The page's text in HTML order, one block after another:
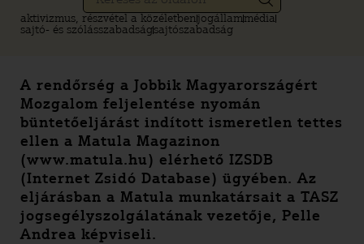
aktivizmus, részvétel a közéletbenjogállammédia
sajtó- és szólásszabadságsajtószabadság
A rendőrség a Jobbik Magyarországért
Mozgalom feljelentése nyomán
büntetőeljárást indított ismeretlen tettes
ellen a Matula Magazinon
(www.matula.hu) elérhető IZSDB
(Internet Zsidó Database) ügyében. Az
eljárásban a Matula munkatársait a TASZ
jogsegélyszolgálatának vezetője, Pelle
Andrea képviseli.